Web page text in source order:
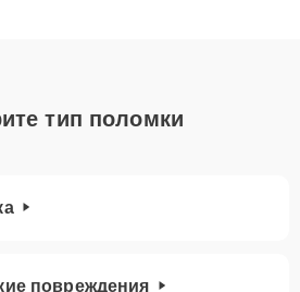
тип поломки
повреждения